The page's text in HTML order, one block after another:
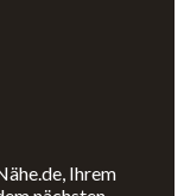
Ihrem